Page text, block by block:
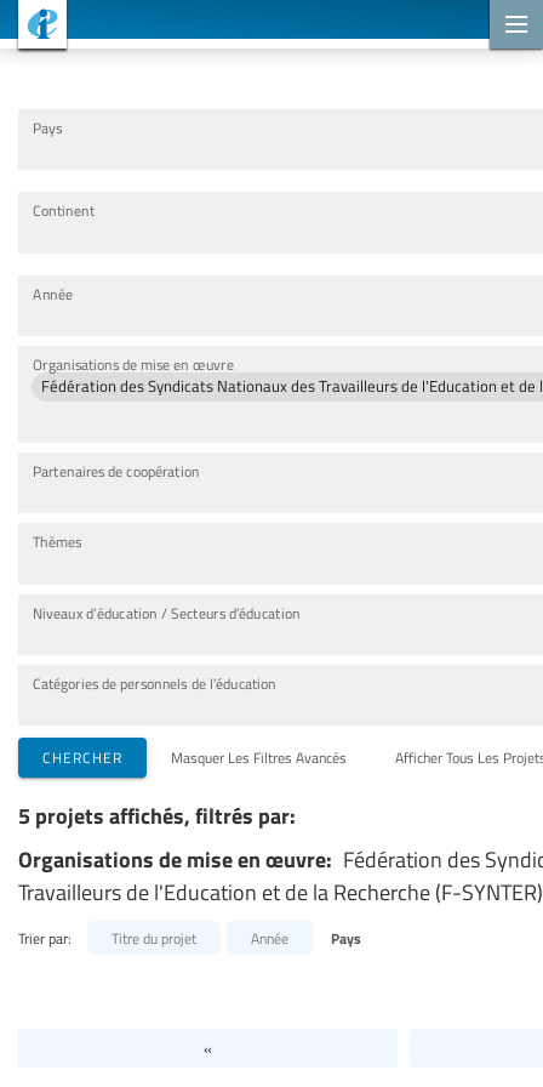
Pays
Continent
Année
Organisations de mise en œuvre
Fédération des Syndicats Nationaux des Travailleurs de l'Education et de
Partenaires de coopération
Thèmes
Niveaux d’éducation / Secteurs d’éducation
Catégories de personnels de l’éducation
CHERCHER Masquer Les Filtres Avancés Afficher Tous Les
5 projets affichés, filtrés par:
Organisations de mise en œuvre: Fédération des
Travailleurs de l'Education et de la Recherche (F-SYNTER)
Trier par: Titre du projet Année Pays
«